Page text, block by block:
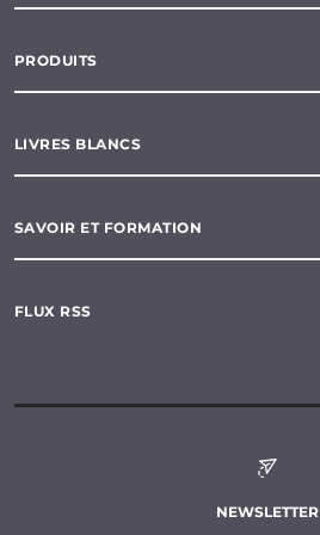
PRODUITS
LIVRES BLANCS
SAVOIR ET FORMATION
FLUX RSS
NEWSLETTER